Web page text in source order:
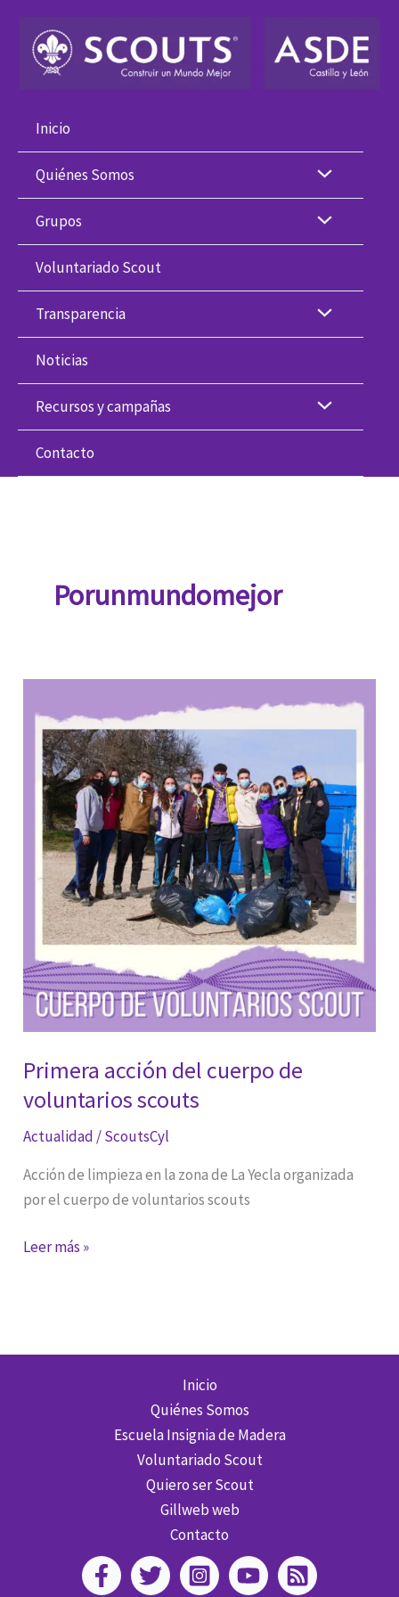
contenido
Inicio
Quiénes Somos
Grupos
Voluntariado Scout
Transparencia
Noticias
Recursos y campañas
Contacto
Porunmundomejor
Primera acción del cuerpo de
voluntarios scouts
Actualidad /ScoutsCyl
Acción de limpieza en la zona de La Yecla organizada
por el cuerpo de voluntarios scouts
Primera
Leer más »
Inicio
Quiénes Somos
Escuela Insignia de Madera
Voluntariado Scout
Quiero ser Scout
Gillweb web
Contacto